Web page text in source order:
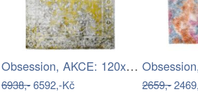
Obsession, AKCE: 120x170 cm Ručně tkaný…
6938,-6592,-Kč 2659,-